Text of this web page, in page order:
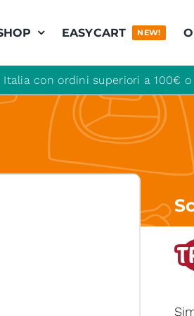
EASYCART NEW!
con ordini superiori a 100€